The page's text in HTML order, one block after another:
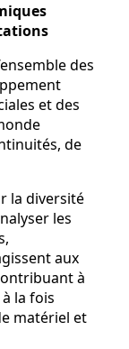
des
et des
de
la diversité
les
aux
à
la fois
matériel et